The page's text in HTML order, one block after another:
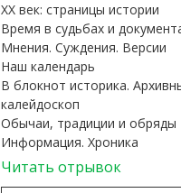
ХХ век: страницы истории
Время в судьбах и
Мнения. Суждения. Версии
Наш календарь
В блокнот историка.
калейдоскоп
Обычаи, традиции и обряды
Информация. Хроника
Читать отрывок